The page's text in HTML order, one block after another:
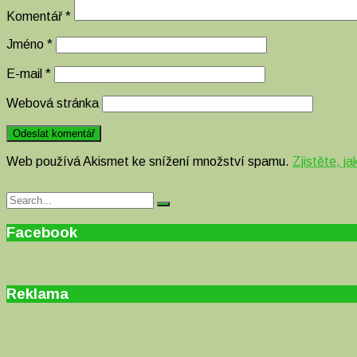
Komentář*
Jméno *
E-mail *
Webová stránka
Web používá Akismet ke snížení množství spamu. Zjistěte,
Search
for:
Search
Facebook
Reklama